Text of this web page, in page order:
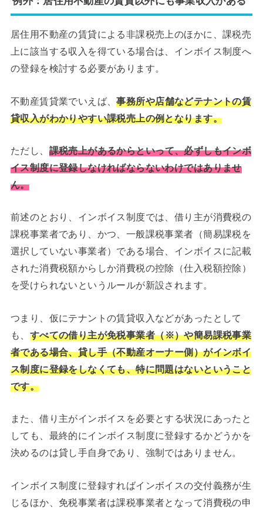
居住用不動産の賃貸による非課税売上のほかに、課税売
上に該当する収入を得ている場合は、インボイス制度へ
の登録を検討する必要があります。
不動産賃貸業でいえば、事務所や店舗などテナントの賃
貸収入がわかりやすい課税売上の例となります。
ただし、 課税売上があるからといって、必ずしもインボ
イス制度に登録しなければならないわけではありませ
ん。
前述のとおり、インボイス制度では、借り主が消費税の
課税事業者であり、かつ、一般課税事業者（簡易課税を
選択していない事業者）である場合、インボイスに記載
された消費税額からしか消費税の控除（仕入税額控除）
を受けられないというルールが新設されます。
つまり、仮にテナントの賃貸収入などがあったとして
も、 すべての借り主が免税事業者（※）や簡易課税事業
者である場合、貸し手（不動産オーナー側）がインボイ
ス制度に登録をしなくても、特に問題はないということ
です。
また、借り主がインボイスを必要とする状況にあったと
しても、最終的にインボイス制度に登録するかどうかを
決めるのは貸し手自身であり、強制ではありません。
インボイス制度に登録すればインボイスの交付義務が生
じるほか、免税事業者は課税事業者となって消費税の申